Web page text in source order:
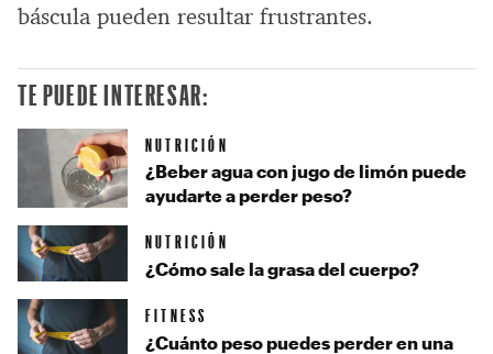
báscula pueden resultar frustrantes.
TE PUEDE INTERESAR:
NUTRICIÓN
¿Beber agua con jugo de limón puede
ayudarte a perder peso?
NUTRICIÓN
¿Cómo sale la grasa del cuerpo?
FITNESS
¿Cuánto peso puedes perder en una